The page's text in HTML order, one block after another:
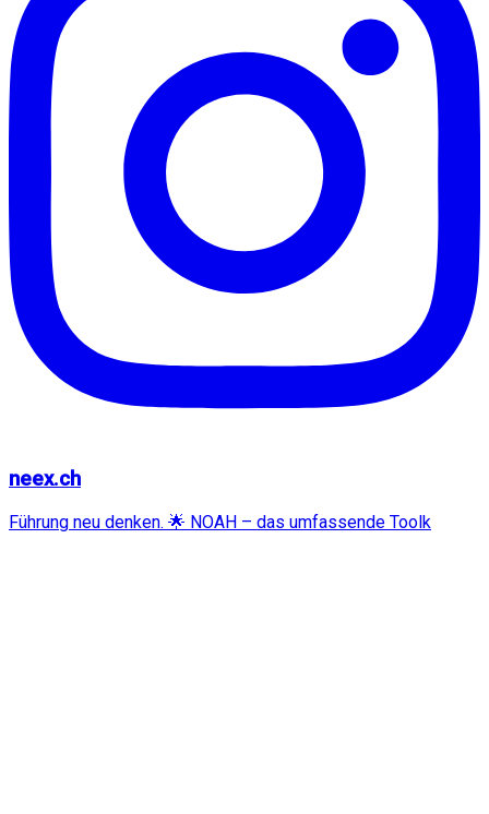
neex.ch
Führung neu denken. 🌟 NOAH – das umfassende Toolk